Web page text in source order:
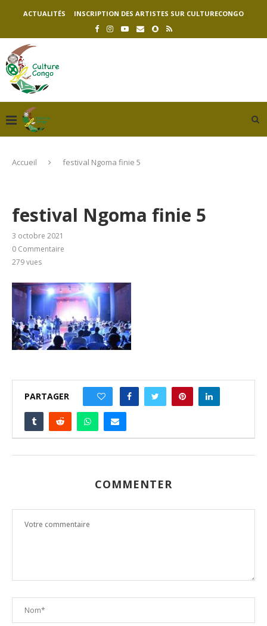
ACTUALITÉS INSCRIPTION DES ARTISTES SUR CULTURECONGO
Accueil festival Ngoma finie 5
festival Ngoma finie 5
3 octobre 2021
0 Commentaire
279vues
PARTAGER
COMMENTER